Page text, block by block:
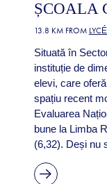
ȘCOALA
13.8 KM FROM
Situată în
instituție de
elevi, care
spațiu recent
Evaluarea
bune la Limba
(6,32). Deși nu